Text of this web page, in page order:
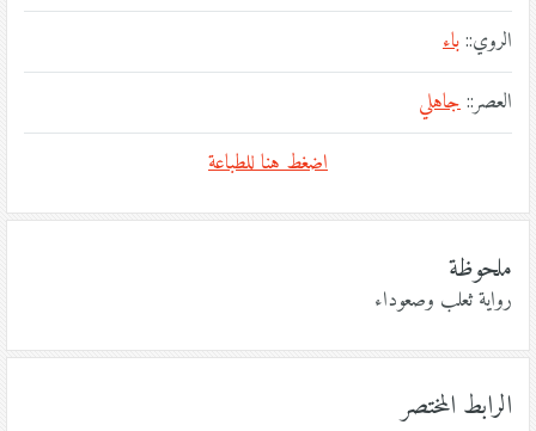
الروي::باء
العصر::جاهلي
اضغط هنا للطباعة
ملحوظة
رواية ثعلب وصعوداء
الرابط المختصر